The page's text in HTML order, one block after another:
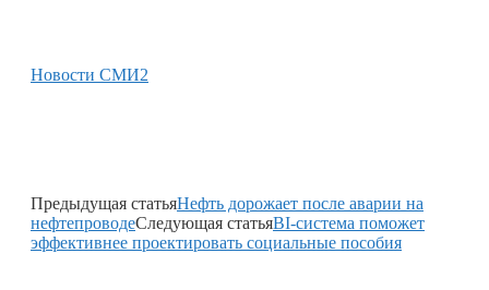
Новости СМИ2
Предыдущая статьяНефть дорожает после аварии на
нефтепроводеСледующая статьяBI-система поможет
эффективнее проектировать социальные пособия